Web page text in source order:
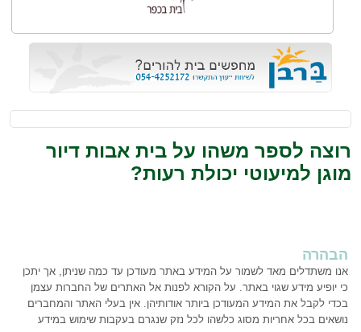
רוצה לספר משהו על בית אבות דיור
מוגן למיעוטי יכולת רעות?
הבהרה
אנו משתדלים מאד לשמור על המידע באתר מעודכן עד כמה שניתן, אך יתכן
כי יופיע מידע שגוי באתר. על הקורא לפנות אל האתרים של החברות עצמן
בכדי לקבל את המידע המעודכן ביותר אודותיהן. אין בעלי האתר והמחברים
נושאים בכל אחריות מסוג כלשהו לכל נזק שנגרם בעקבות שימוש במידע